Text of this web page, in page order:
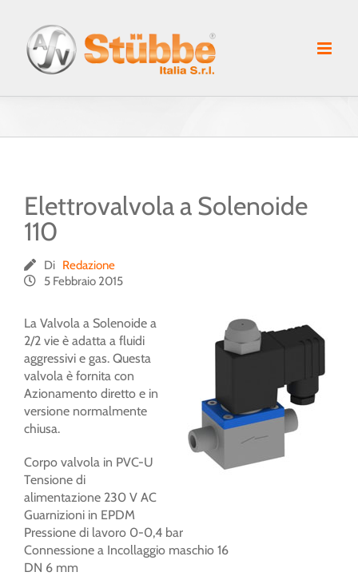
contenuto
Elettrovalvola a Solenoide
110
Di Redazione
5 Febbraio 2015
La Valvola a Solenoide a
2/2 vie è adatta a fluidi
aggressivi e gas. Questa
valvola è fornita con
Azionamento diretto e in
versione normalmente
chiusa.
Corpo valvola in PVC-U
Tensione di
alimentazione 230 V AC
Guarnizioni in EPDM
Pressione di lavoro 0-0,4 bar
Connessione a Incollaggio maschio 16
DN 6 mm